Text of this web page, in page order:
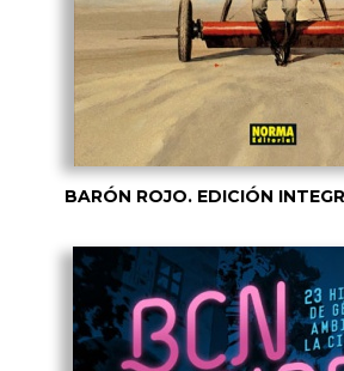
BARÓN ROJO. EDICIÓN